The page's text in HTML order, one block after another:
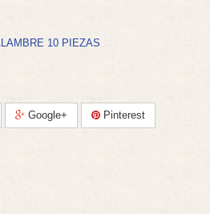
10 PIEZAS
Google+ Pinterest